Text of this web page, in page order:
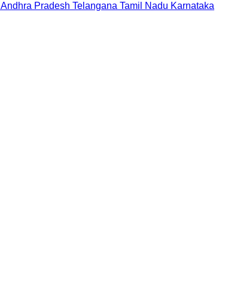
Andhra Pradesh Telangana Tamil Nadu Karnataka